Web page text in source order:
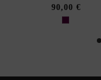
90,00 €